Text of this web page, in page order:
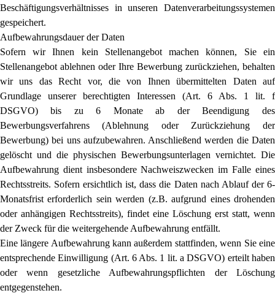
Beschäftigungsverhältnisses in unseren Datenverarbeitungssystemen
gespeichert.
Aufbewahrungsdauer der Daten
Sofern wir Ihnen kein Stellenangebot machen können, Sie ein
Stellenangebot ablehnen oder Ihre Bewerbung zurückziehen, behalten
wir uns das Recht vor, die von Ihnen übermittelten Daten auf
Grundlage unserer berechtigten Interessen (Art. 6 Abs. 1 lit. f
DSGVO) bis zu 6 Monate ab der Beendigung des
Bewerbungsverfahrens (Ablehnung oder Zurückziehung der
Bewerbung) bei uns aufzubewahren. Anschließend werden die Daten
gelöscht und die physischen Bewerbungsunterlagen vernichtet. Die
Aufbewahrung dient insbesondere Nachweiszwecken im Falle eines
Rechtsstreits. Sofern ersichtlich ist, dass die Daten nach Ablauf der 6-
Monatsfrist erforderlich sein werden (z.B. aufgrund eines drohenden
oder anhängigen Rechtsstreits), findet eine Löschung erst statt, wenn
der Zweck für die weitergehende Aufbewahrung entfällt.
Eine längere Aufbewahrung kann außerdem stattfinden, wenn Sie eine
entsprechende Einwilligung (Art. 6 Abs. 1 lit. a DSGVO) erteilt haben
oder wenn gesetzliche Aufbewahrungspflichten der Löschung
entgegenstehen.